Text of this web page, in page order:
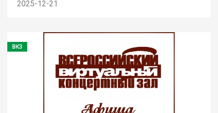
2025-12-21
ВКЗ